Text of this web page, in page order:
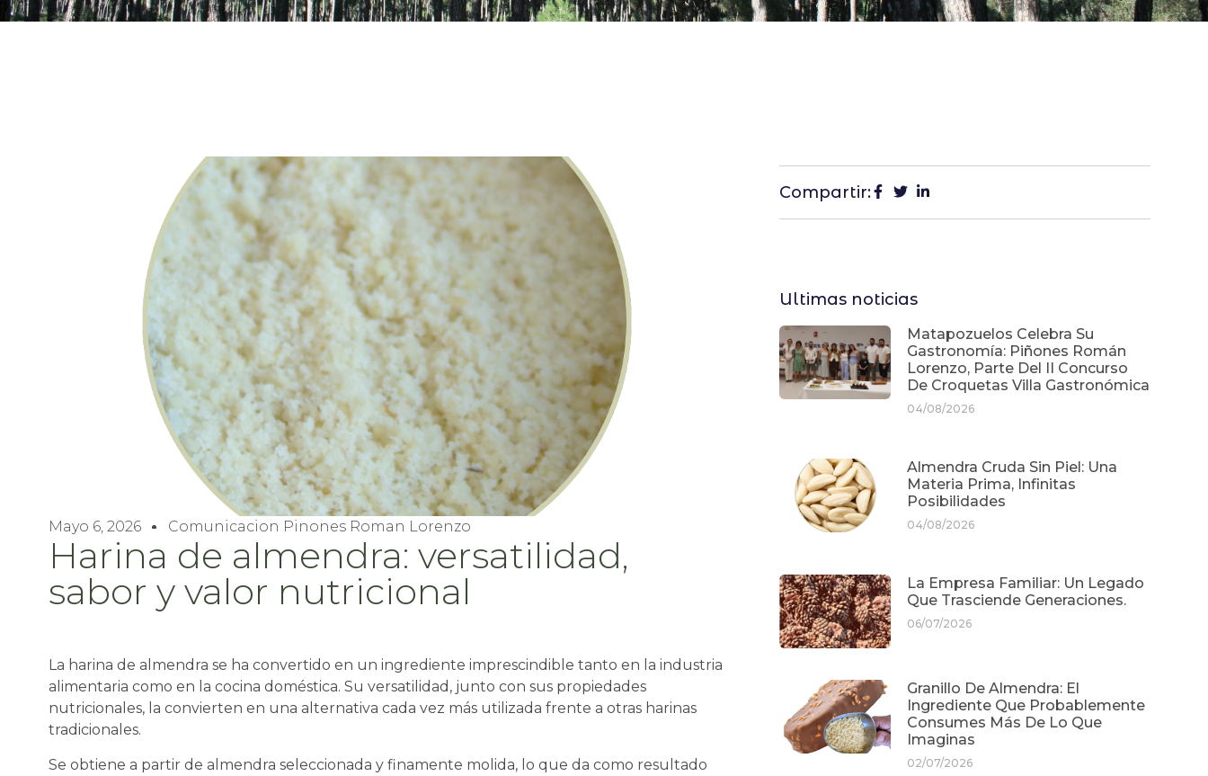
Mayo 6, 2026 Comunicacion Pinones Roman Lorenzo
Harina de almendra: versatilidad,
sabor y valor nutricional
La harina de almendra se ha convertido en un ingrediente imprescindible tanto en la industria
alimentaria como en la cocina doméstica. Su versatilidad, junto con sus propiedades
nutricionales, la convierten en una alternativa cada vez más utilizada frente a otras harinas
tradicionales.
Se obtiene a partir de almendra seleccionada y finamente molida, lo que da como resultado
Compartir:
Ultimas noticias
Matapozuelos Celebra Su
Gastronomía: Piñones Román
Lorenzo, Parte Del II Concurso
De Croquetas Villa Gastronómica
04/08/2026
Almendra Cruda Sin Piel: Una
Materia Prima, Infinitas
Posibilidades
04/08/2026
La Empresa Familiar: Un Legado
Que Trasciende Generaciones.
06/07/2026
Granillo De Almendra: El
Ingrediente Que Probablemente
Consumes Más De Lo Que
Imaginas
02/07/2026